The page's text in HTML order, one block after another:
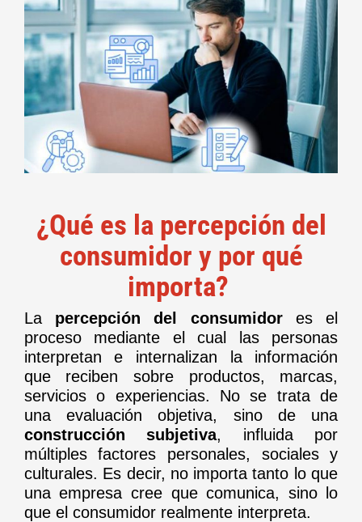
¿Qué es la percepción del
consumidor y por qué
importa?
La percepción del consumidores el
proceso mediante el cual las personas
interpretan e internalizan la información
que reciben sobre productos, marcas,
servicios o experiencias. No se trata de
una evaluación objetiva, sino de una
construcción subjetiva, influida por
múltiples factores personales, sociales y
culturales. Es decir, no importa tanto lo que
una empresa cree que comunica, sino lo
que el consumidor realmente interpreta.